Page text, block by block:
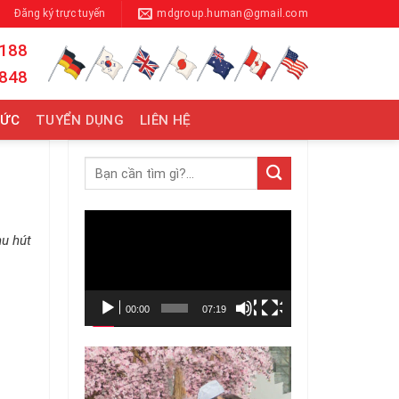
Đăng ký trực tuyến mdgroup.human@gmail.com
TUYỂN DỤNG LIÊN HỆ
hút
00:00 07:19